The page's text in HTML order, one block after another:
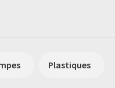
Plastiques